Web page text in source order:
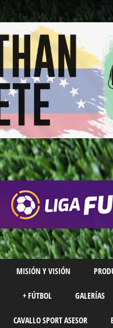
MISIÓN Y VISIÓN
+ FÚTBOL GALERÍAS
CAVALLO SPORT ASESOR